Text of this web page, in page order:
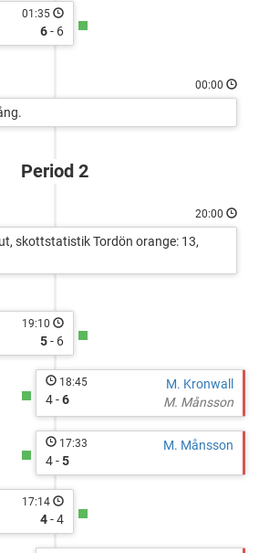
01:35
6- 6
00:00
Period 2
20:00
skottstatistik Tordön orange: 13,
19:10
5- 6
M. Kronwall
M. Månsson
18:45
4 -6
M. Månsson
17:33
4 -5
17:14
4- 4